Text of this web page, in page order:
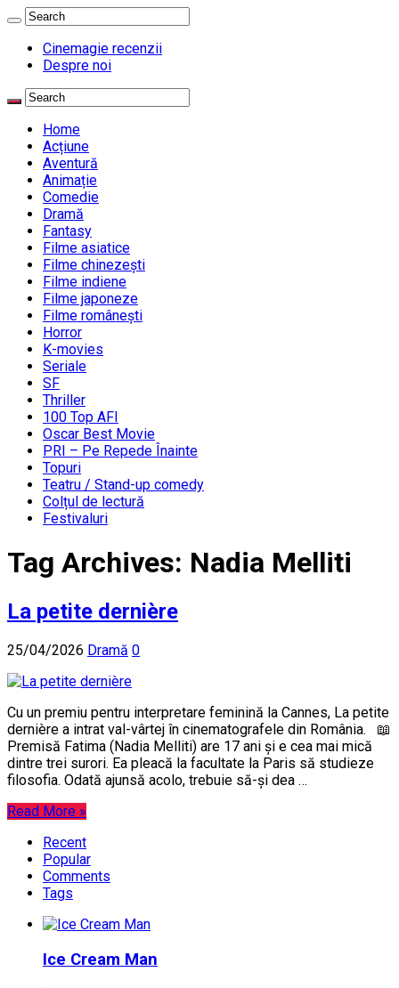
Cinemagie recenzii
Despre noi
Home
Acțiune
Aventură
Animație
Comedie
Dramă
Fantasy
Filme asiatice
Filme chinezești
Filme indiene
Filme japoneze
Filme românești
Horror
K-movies
Seriale
SF
Thriller
100 Top AFI
Oscar Best Movie
PRI – Pe Repede Înainte
Topuri
Teatru / Stand-up comedy
Colțul de lectură
Festivaluri
Tag Archives: Nadia Melliti
La petite dernière
25/04/2026 Dramă 0
Cu un premiu pentru interpretare feminină la Cannes, La petite
dernière a intrat val-vârtej în cinematografele din România. 📖
Premisă Fatima (Nadia Melliti) are 17 ani și e cea mai mică
dintre trei surori. Ea pleacă la facultate la Paris să studieze
filosofia. Odată ajunsă acolo, trebuie să-și dea …
Read More »
Recent
Popular
Comments
Tags
Ice Cream Man